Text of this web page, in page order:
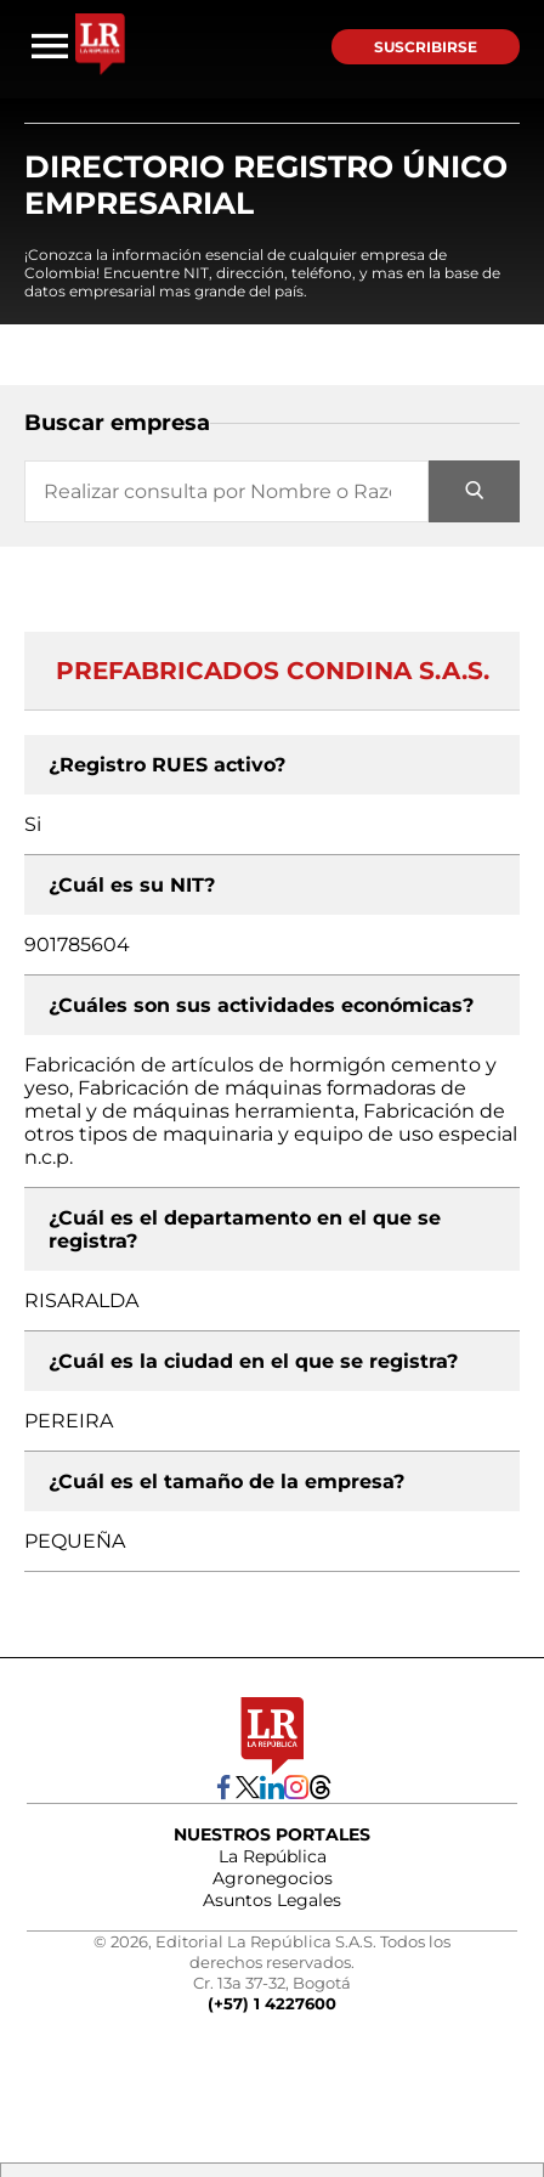
SUSCRIBIRSE
DIRECTORIO REGISTRO ÚNICO
EMPRESARIAL
¡Conozca la información esencial de cualquier empresa de
Colombia! Encuentre NIT, dirección, teléfono, y mas en la base de
datos empresarial mas grande del país.
Buscar empresa
PREFABRICADOS CONDINA S.A.S.
¿Registro RUES activo?
Si
¿Cuál es su NIT?
901785604
¿Cuáles son sus actividades económicas?
Fabricación de artículos de hormigón cemento y
yeso, Fabricación de máquinas formadoras de
metal y de máquinas herramienta, Fabricación de
otros tipos de maquinaria y equipo de uso especial
n.c.p.
¿Cuál es el departamento en el que se
registra?
RISARALDA
¿Cuál es la ciudad en el que se registra?
PEREIRA
¿Cuál es el tamaño de la empresa?
PEQUEÑA
NUESTROS PORTALES
La República
Agronegocios
Asuntos Legales
© 2026, Editorial La República S.A.S. Todos los
derechos reservados.
Cr. 13a 37-32, Bogotá
(+57) 1 4227600